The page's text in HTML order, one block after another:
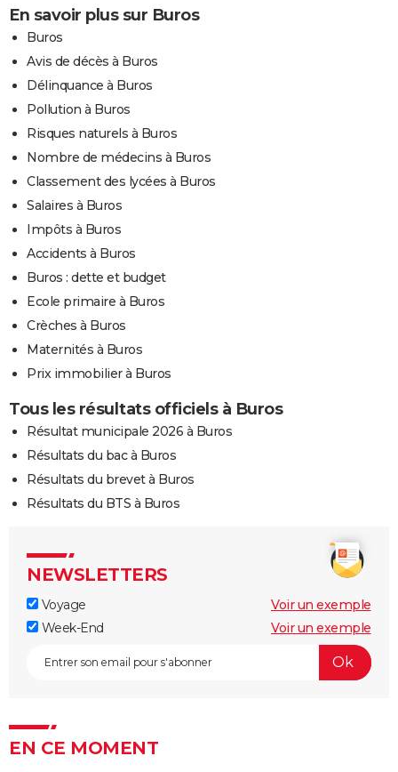
En savoir plus sur Buros
Buros
Avis de décès à Buros
Délinquance à Buros
Pollution à Buros
Risques naturels à Buros
Nombre de médecins à Buros
Classement des lycées à Buros
Salaires à Buros
Impôts à Buros
Accidents à Buros
Buros : dette et budget
Ecole primaire à Buros
Crèches à Buros
Maternités à Buros
Prix immobilier à Buros
Tous les résultats officiels à Buros
Résultat municipale 2026 à Buros
Résultats du bac à Buros
Résultats du brevet à Buros
Résultats du BTS à Buros
NEWSLETTERS
Voyage
Voir un exemple
Week-End
Voir un exemple
EN CE MOMENT